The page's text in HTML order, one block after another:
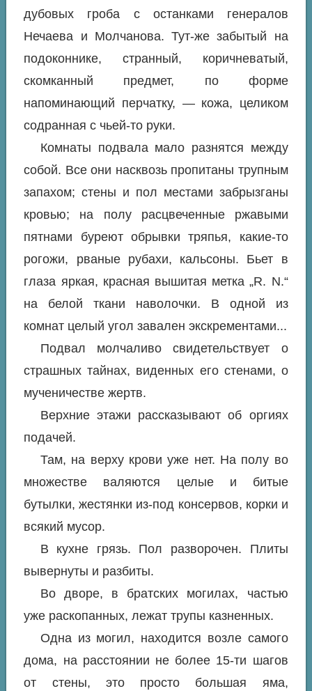
дубовых гроба с останками генералов
Нечаева и Молчанова. Тут-же забытый на
подоконнике, странный, коричневатый,
скомканный предмет, по форме
напоминающий перчатку, — кожа, целиком
содранная с чьей-то руки.
Комнаты подвала мало разнятся между
собой. Все они насквозь пропитаны трупным
запахом; стены и пол местами забрызганы
кровью; на полу расцвеченные ржавыми
пятнами буреют обрывки тряпья, какие-то
рогожи, рваные рубахи, кальсоны. Бьет в
глаза яркая, красная вышитая метка „R. N.“
на белой ткани наволочки. В одной из
комнат целый угол завален экскрементами...
Подвал молчаливо свидетельствует о
страшных тайнах, виденных его стенами, о
мученичестве жертв.
Верхние этажи рассказывают об оргиях
подачей.
Там, на верху крови уже нет. На полу во
множестве валяются целые и битые
бутылки, жестянки из-под консервов, корки и
всякий мусор.
В кухне грязь. Пол разворочен. Плиты
вывернуты и разбиты.
Во дворе, в братских могилах, частью
уже раскопанных, лежат трупы казненных.
Одна из могил, находится возле самого
дома, на расстоянии не более 15-ти шагов
от стены, это просто большая яма,